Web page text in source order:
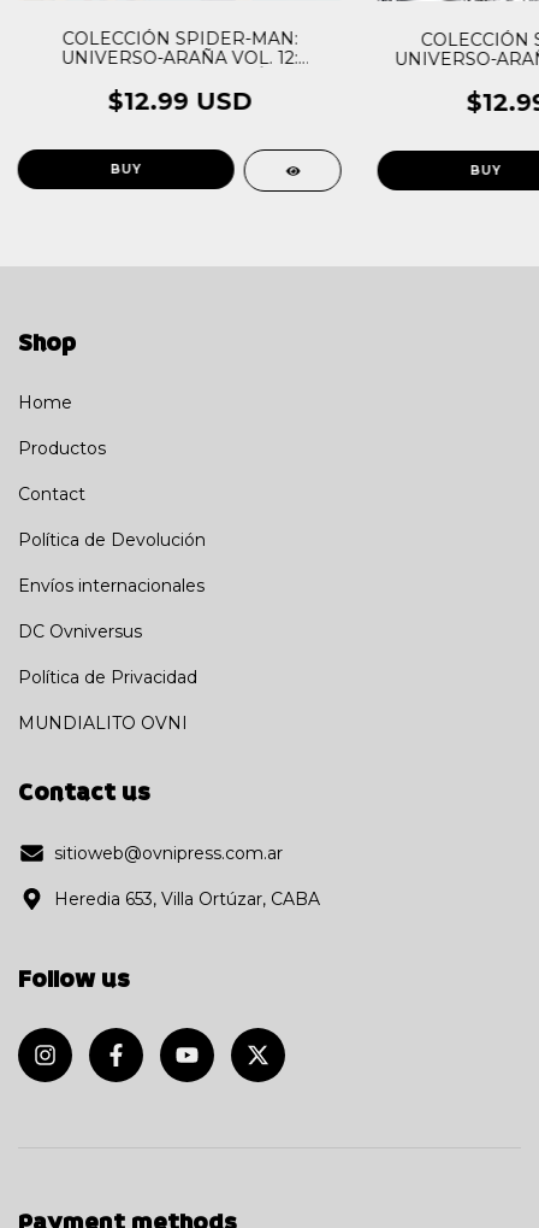
COLECCIÓN SPIDER-MAN:
UNIVERSO-ARAÑA VOL. 12:
$12.99 USD
COLECCIÓN
UNIVERSO-
Shop
Home
Productos
Contact
Política de Devolución
Envíos internacionales
DC Ovniversus
Política de Privacidad
MUNDIALITO OVNI
Contact us
sitioweb@ovnipress.com.ar
Heredia 653, Villa Ortúzar, CABA
Follow us